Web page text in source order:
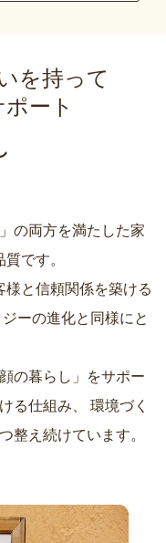
を持って
ート
の両方を満たした家
です。
と信頼関係を築ける
の暮らし」をサポー
る仕組み、
整え続けています。